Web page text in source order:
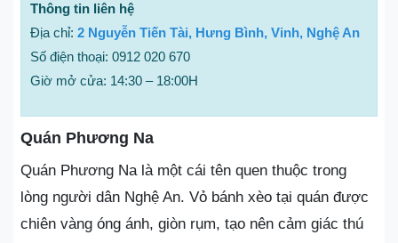
Thông tin liên hệ
Địa chỉ: 2 Nguyễn Tiến Tài, Hưng Bình, Vinh, Nghệ An
Số điện thoại: 0912 020 670
Giờ mở cửa: 14:30 – 18:00H
Quán Phương Na
Quán Phương Na là một cái tên quen thuộc trong
lòng người dân Nghệ An. Vỏ bánh xèo tại quán được
chiên vàng óng ánh, giòn rụm, tạo nên cảm giác thú